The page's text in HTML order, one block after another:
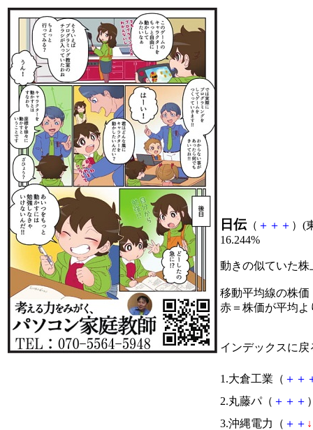
日伝（ ＋ ＋ ＋ ）(
16.244%
動きの似ていた
移動平均線の株価
赤＝株価が平均
インデックスに戻
1.大倉工業（ ＋ ＋
2.丸藤パ（ ＋ ＋ ＋
3.沖縄電力（ ＋ ＋ ↓